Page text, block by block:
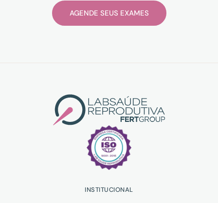
AGENDE SEUS EXAMES
INSTITUCIONAL